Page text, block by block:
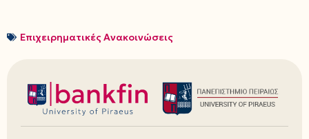
Επιχειρηματικές Ανακοινώσεις